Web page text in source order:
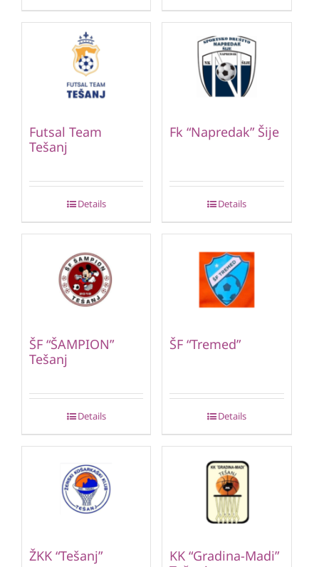
Futsal Team
Tešanj
Details
Fk “Napredak” Šije
Details
ŠF “ŠAMPION”
Tešanj
Details
ŠF “Tremed”
Details
ŽKK “Tešanj”
KK “Gradina-Madi”